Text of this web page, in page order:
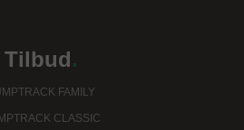
Tilbud.
FAMILY
CLASSIC